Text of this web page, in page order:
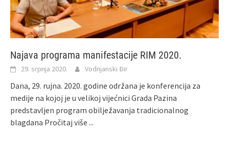
Najava programa manifestacije RIM 2020.
29. srpnja 2020. Vodnjanski Đir
Dana, 29. rujna. 2020. godine održana je konferencija za
medije na kojoj je u velikoj vijećnici Grada Pazina
predstavljen program obilježavanja tradicionalnog
blagdana Pročitaj više ...